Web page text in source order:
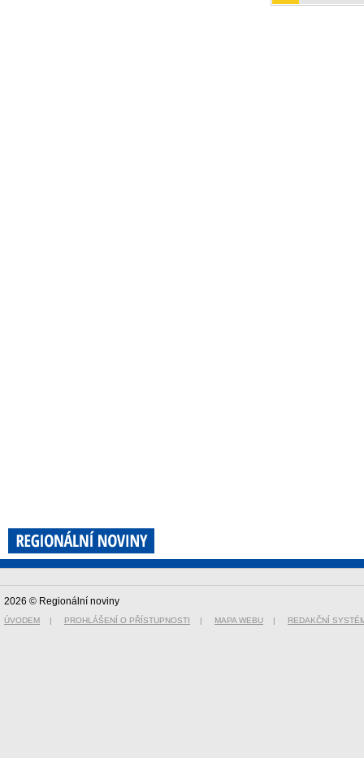
2026 © Regionální noviny
ÚVODEM | PROHLÁŠENÍ O PŘÍSTUPNOSTI | MAPA WEBU | REDAKČNÍ